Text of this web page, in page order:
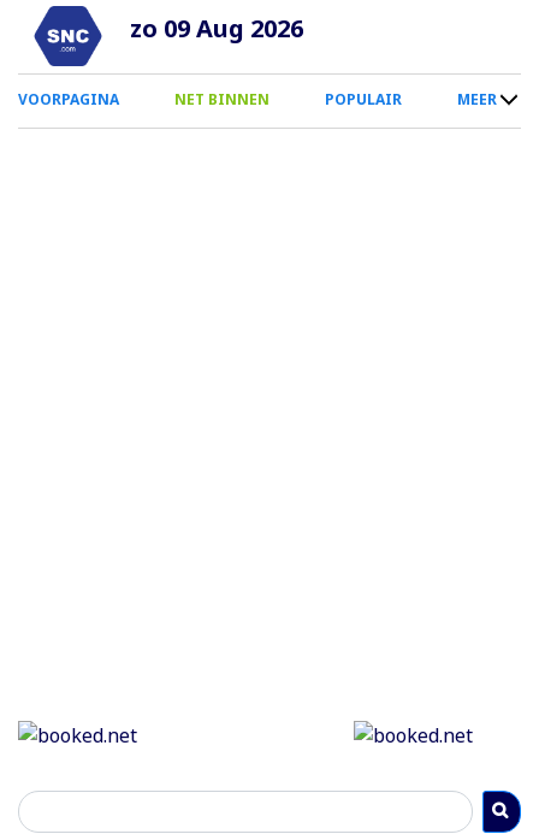
Overslaan
naar
inhoud
zo 09 Aug 2026
0
Smartphone
VOORPAGINA NET BINNEN POPULAIR MEER